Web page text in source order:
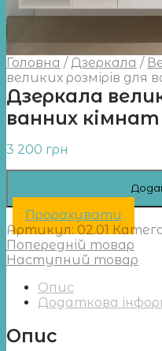
Головна / Дзеркала /
великих розмірів для
Дзеркала
ванних кімнат
3 200 грн
Прорахувати
Артикул: 02.01
Попередній товар
Наступний товар
Опис
Додаткова
Опис